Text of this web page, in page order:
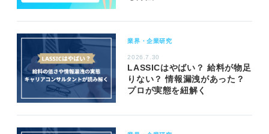
業界・企業研究
2026.7.30
LASSICはやばい？ 給料が物足
りない？ 情報漏洩があった？
プロが実態を紐解く